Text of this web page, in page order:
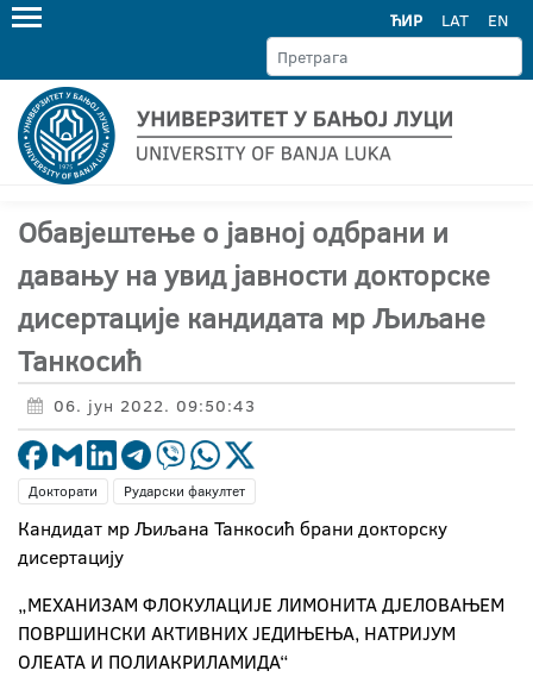
ЋИР LAT EN
Обавјештење о јавној одбрани и
давању на увид јавности докторске
дисертације кандидата мр Љиљане
Танкосић
06. јун 2022. 09:50:43
Докторати Рударски факултет
Кандидат мр Љиљана Танкосић брани докторску
дисертацију
„МЕХАНИЗАМ ФЛОКУЛАЦИЈЕ ЛИМОНИТА ДЈЕЛОВАЊЕМ
ПОВРШИНСКИ АКТИВНИХ ЈЕДИЊЕЊА, НАТРИЈУМ
ОЛЕАТА И ПОЛИАКРИЛАМИДА“